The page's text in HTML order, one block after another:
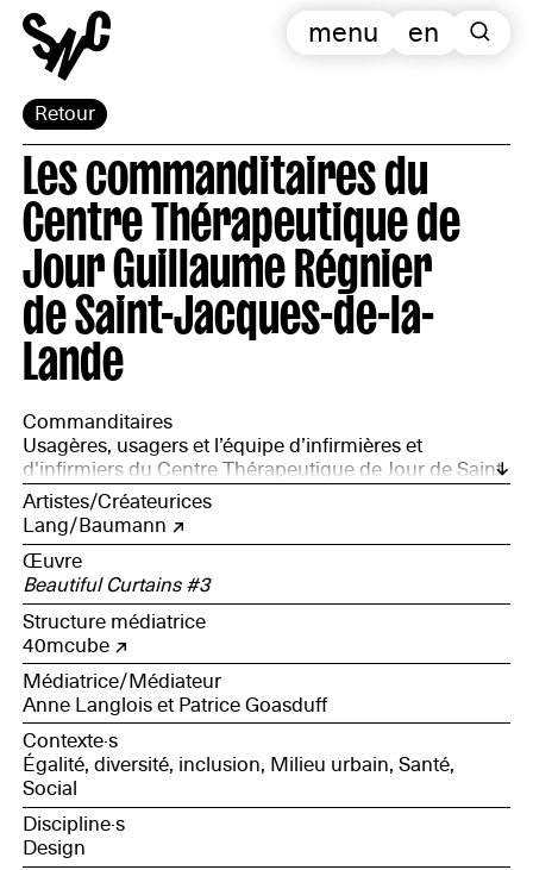
Retour
en
menu
Les commanditaires du
Centre Thérapeutique de
Jour Guillaume Régnier
de Saint-Jacques-de-la-
Lande
Commanditaires
Usagères, usagers et l’équipe d’infirmières et
d'infirmiers du Centre Thérapeutique de Jour de Saint-
Jacques-de-la-Lande.
Artistes/Créateurices
Lang/Baumann
Œuvre
Beautiful Curtains #3
Structure médiatrice
40mcube
Médiatrice/Médiateur
Anne Langlois et Patrice Goasduff
Contexte·s
Égalité, diversité, inclusion, Milieu urbain, Santé,
Social
Discipline·s
Design